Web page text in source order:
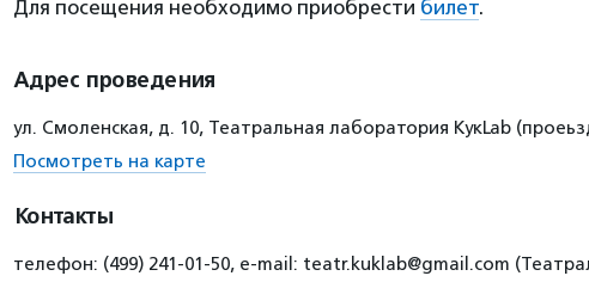
Для посещения необходимо приобрести билет.
Адрес проведения
ул. Смоленская, д. 10, Театральная лаборатория КукLab
Посмотреть на карте
Контакты
телефон: (499) 241-01-50, e-mail: teatr.kuklab@gmail.com